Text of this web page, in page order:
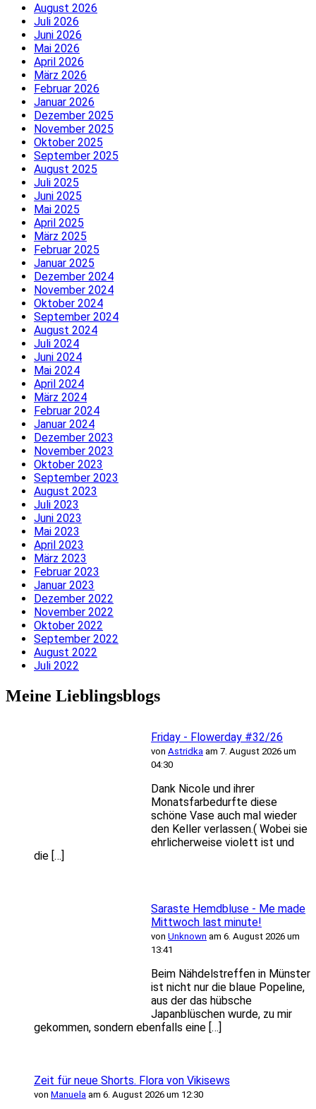
August 2026
Juli 2026
Juni 2026
Mai 2026
April 2026
März 2026
Februar 2026
Januar 2026
Dezember 2025
November 2025
Oktober 2025
September 2025
August 2025
Juli 2025
Juni 2025
Mai 2025
April 2025
März 2025
Februar 2025
Januar 2025
Dezember 2024
November 2024
Oktober 2024
September 2024
August 2024
Juli 2024
Juni 2024
Mai 2024
April 2024
März 2024
Februar 2024
Januar 2024
Dezember 2023
November 2023
Oktober 2023
September 2023
August 2023
Juli 2023
Juni 2023
Mai 2023
April 2023
März 2023
Februar 2023
Januar 2023
Dezember 2022
November 2022
Oktober 2022
September 2022
August 2022
Juli 2022
Meine Lieblingsblogs
Friday - Flowerday #32/26
von Astridka am 7. August 2026 um
04:30
Dank Nicole und ihrer
Monatsfarbedurfte diese
schöne Vase auch mal wieder
den Keller verlassen.( Wobei sie
ehrlicherweise violett ist und
die […]
Saraste Hemdbluse - Me made
Mittwoch last minute!
von Unknown am 6. August 2026 um
13:41
Beim Nähdelstreffen in Münster
ist nicht nur die blaue Popeline,
aus der das hübsche
Japanblüschen wurde, zu mir
gekommen, sondern ebenfalls eine […]
Zeit für neue Shorts. Flora von Vikisews
von Manuela am 6. August 2026 um 12:30